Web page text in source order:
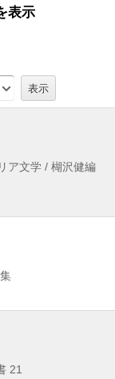
表示
ア文学 / 楜沢健編
21